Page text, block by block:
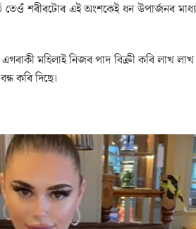
তেওঁ শৰীৰটোৰ এই অংশকেই ধন
মহিলাই নিজৰ পাদ বিক্ৰী কৰি লাখ
কৰি দিছে।